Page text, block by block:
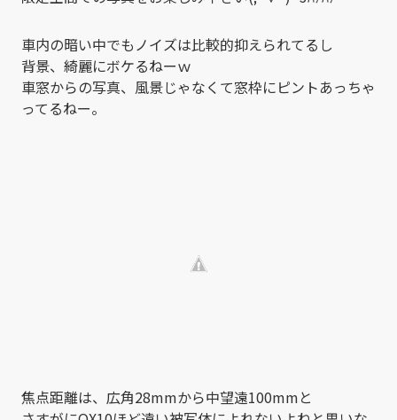
車内の暗い中でもノイズは比較的抑えられてるし
背景、綺麗にボケるねーｗ
車窓からの写真、風景じゃなくて窓枠にピントあっちゃ
ってるねー。
焦点距離は、広角28mmから中望遠100mmと